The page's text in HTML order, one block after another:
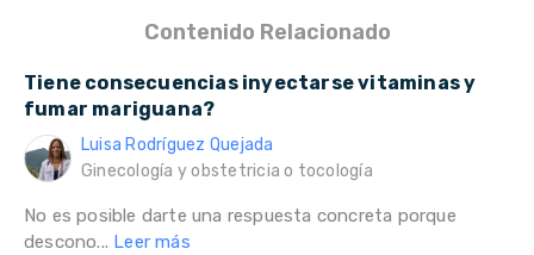
Contenido Relacionado
Tiene consecuencias inyectarse vitaminas y
fumar mariguana?
Luisa Rodríguez Quejada
Ginecología y obstetricia o tocología
No es posible darte una respuesta concreta porque
descono... Leer más